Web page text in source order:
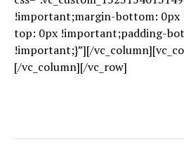
!important;margin-bottom:
top: 0px !important;padding-
!important;}”][/
[/vc_column][/vc_row]